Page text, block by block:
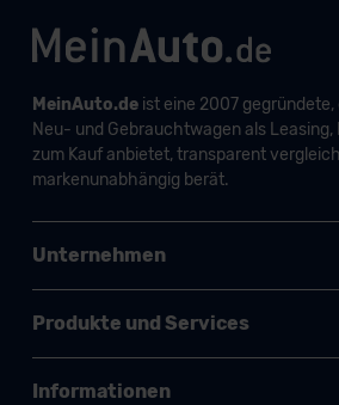
MeinAuto.deist eine 2007 gegründete,
Neu- und Gebrauchtwagen als Leasing,
zum Kauf anbietet, transparent
markenunabhängig berät.
Unternehmen
Produkte und Services
Informationen